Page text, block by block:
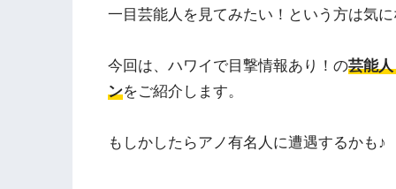
一目芸能人を見てみたい！という方は気
今回は、ハワイで目撃情報あり！の芸能
ンをご紹介します。
もしかしたらアノ有名人に遭遇するかも♪